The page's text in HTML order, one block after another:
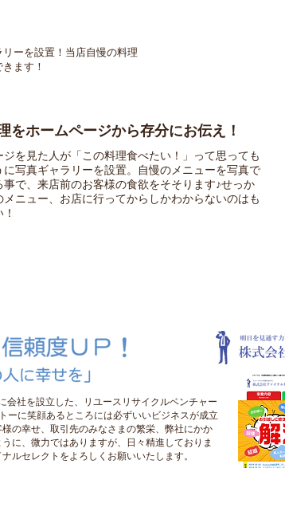
ーを設置！ 当店自慢の料理
ます！
をホームページから存分にお伝え！
ジを見た人が「この料理食べたい！」って思っても
に写真ギャラリーを設置。自慢のメニューを写真で
事で、来店前のお客様の食欲をそそります♪せっか
メニュー、お店に行ってからしかわからないのはも
会社を設立した、リユースリサイクルベンチャー
に笑顔あるところには必ずいいビジネスが成立
の幸せ、取引先のみなさまの繁栄、弊社にかか
に、微力ではありますが、日々精進しておりま
ルセレクトをよろしくお願いいたします。